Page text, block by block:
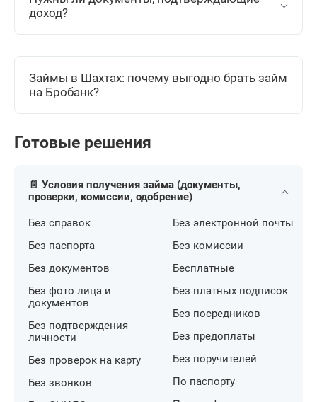
доход?
Займы в Шахтах: почему выгодно брать займ
на Бробанк?
Готовые решения
📄 Условия получения займа (документы,
проверки, комиссии, одобрение)
Без справок
Без паспорта
Без документов
Без фото лица и
документов
Без подтверждения
личности
Без проверок на карту
Без звонков
Без электронной почты
Без комиссии
Бесплатные
Без платных подписок
Без посредников
Без предоплаты
Без поручителей
По паспорту